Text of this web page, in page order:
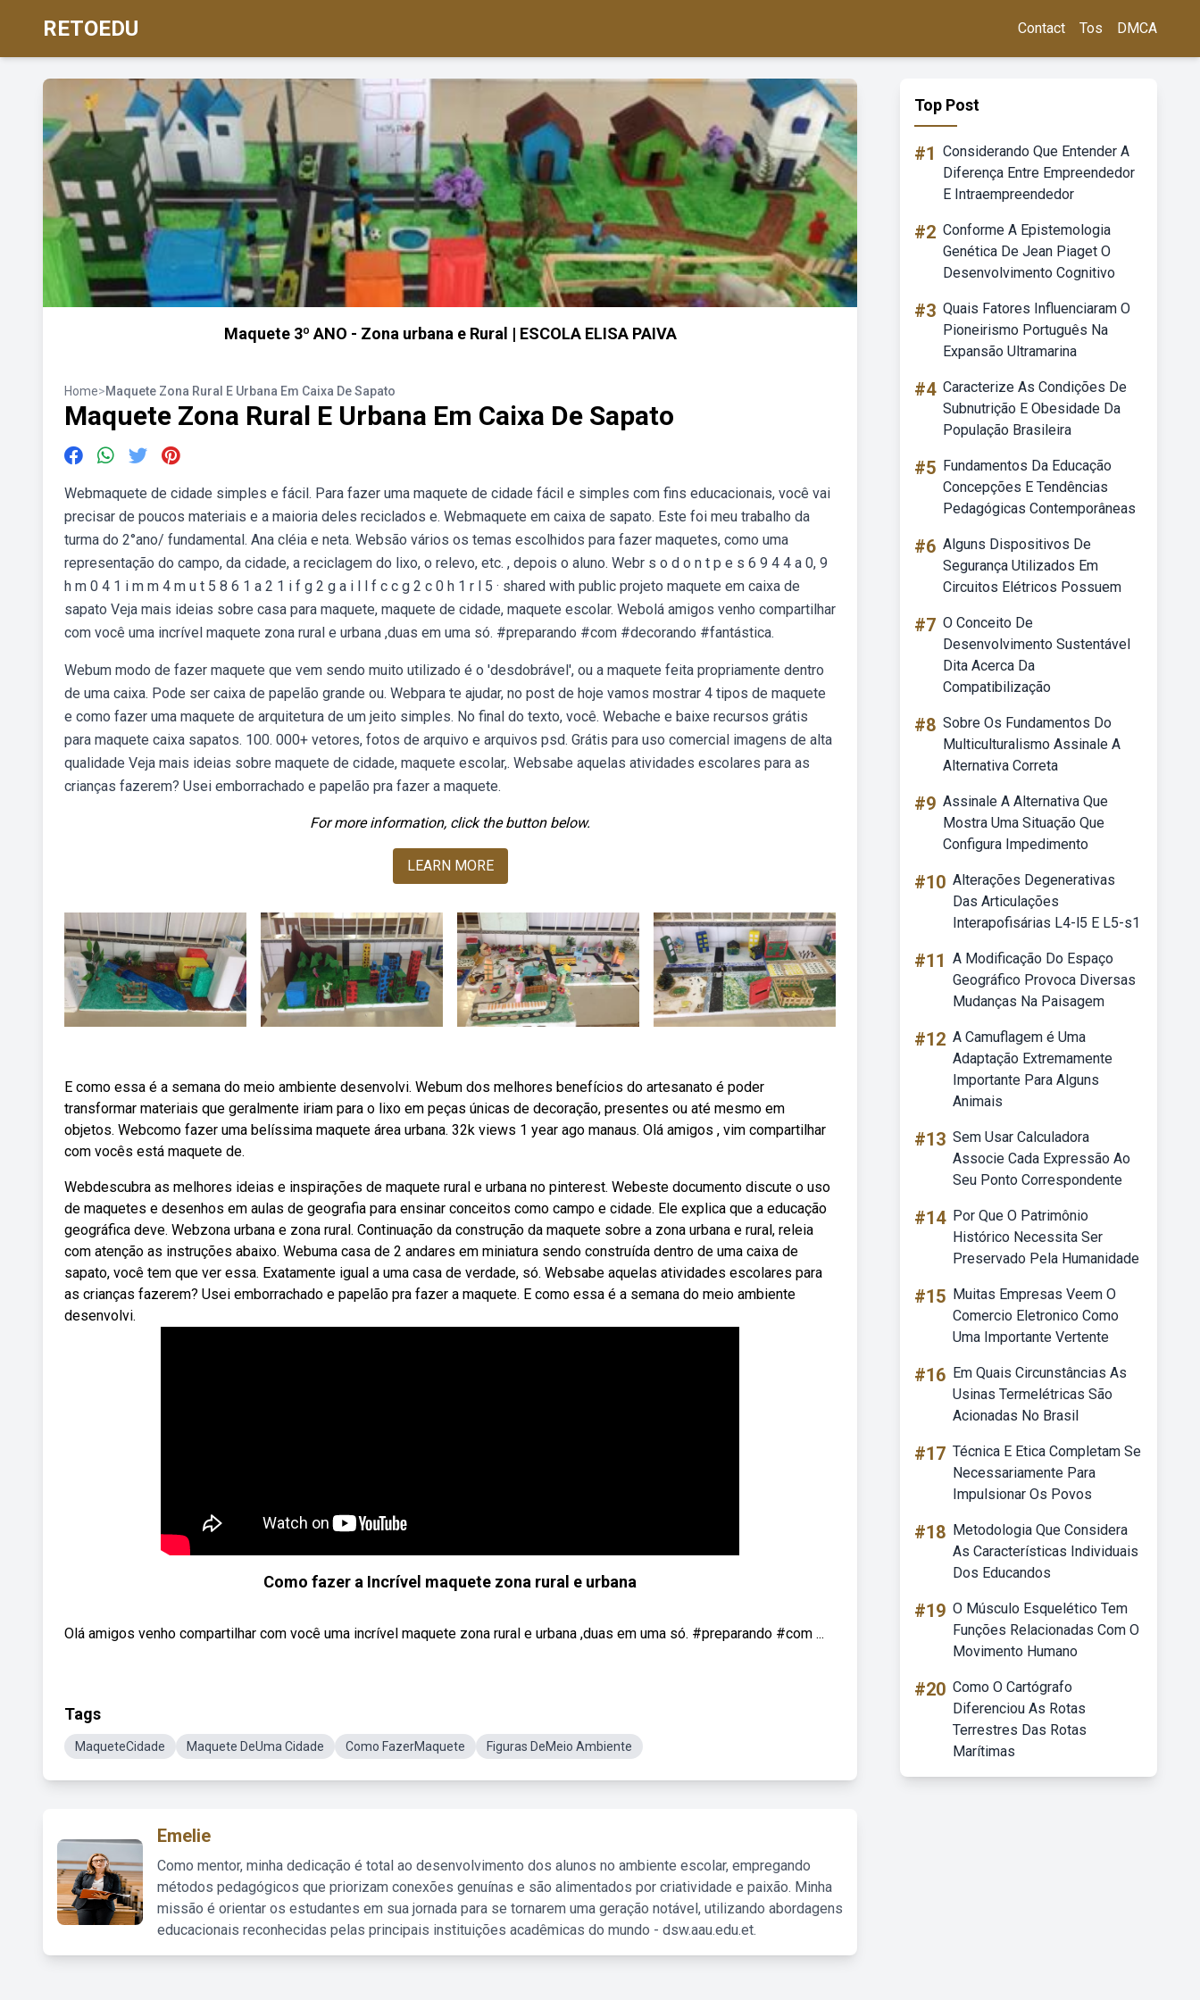
RETOEDU Contact Tos DMCA
Maquete 3º ANO - Zona urbana e Rural | ESCOLA ELISA PAIVA
Home>Maquete Zona Rural E Urbana Em Caixa De Sapato
Maquete Zona Rural E Urbana Em Caixa De Sapato
Webmaquete de cidade simples e fácil. Para fazer uma maquete de cidade fácil e simples com fins educacionais, você vai
precisar de poucos materiais e a maioria deles reciclados e. Webmaquete em caixa de sapato. Este foi meu trabalho da
turma do 2°ano/ fundamental. Ana cléia e neta. Websão vários os temas escolhidos para fazer maquetes, como uma
representação do campo, da cidade, a reciclagem do lixo, o relevo, etc. , depois o aluno. Webr s o d o n t p e s 6 9 4 4 a 0, 9
h m 0 4 1 i m m 4 m u t 5 8 6 1 a 2 1 i f g 2 g a i l l f c c g 2 c 0 h 1 r l 5 · shared with public projeto maquete em caixa de
sapato Veja mais ideias sobre casa para maquete, maquete de cidade, maquete escolar. Webolá amigos venho compartilhar
com você uma incrível maquete zona rural e urbana ,duas em uma só. #preparando #com #decorando #fantástica.
Webum modo de fazer maquete que vem sendo muito utilizado é o 'desdobrável', ou a maquete feita propriamente dentro
de uma caixa. Pode ser caixa de papelão grande ou. Webpara te ajudar, no post de hoje vamos mostrar 4 tipos de maquete
e como fazer uma maquete de arquitetura de um jeito simples. No final do texto, você. Webache e baixe recursos grátis
para maquete caixa sapatos. 100. 000+ vetores, fotos de arquivo e arquivos psd. Grátis para uso comercial imagens de alta
qualidade Veja mais ideias sobre maquete de cidade, maquete escolar,. Websabe aquelas atividades escolares para as
crianças fazerem? Usei emborrachado e papelão pra fazer a maquete.
For more information, click the button below.
LEARN MORE
E como essa é a semana do meio ambiente desenvolvi. Webum dos melhores benefícios do artesanato é poder
transformar materiais que geralmente iriam para o lixo em peças únicas de decoração, presentes ou até mesmo em
objetos. Webcomo fazer uma belíssima maquete área urbana. 32k views 1 year ago manaus. Olá amigos , vim compartilhar
com vocês está maquete de.
Webdescubra as melhores ideias e inspirações de maquete rural e urbana no pinterest. Webeste documento discute o uso
de maquetes e desenhos em aulas de geografia para ensinar conceitos como campo e cidade. Ele explica que a educação
geográfica deve. Webzona urbana e zona rural. Continuação da construção da maquete sobre a zona urbana e rural, releia
com atenção as instruções abaixo. Webuma casa de 2 andares em miniatura sendo construída dentro de uma caixa de
sapato, você tem que ver essa. Exatamente igual a uma casa de verdade, só. Websabe aquelas atividades escolares para
as crianças fazerem? Usei emborrachado e papelão pra fazer a maquete. E como essa é a semana do meio ambiente
desenvolvi.
Como fazer a Incrível maquete zona rural e urbana
Olá amigos venho compartilhar com você uma incrível maquete zona rural e urbana ,duas em uma só. #preparando #com ...
Tags
MaqueteCidade Maquete DeUma Cidade Como FazerMaquete Figuras DeMeio Ambiente
Emelie
Como mentor, minha dedicação é total ao desenvolvimento dos alunos no ambiente escolar, empregando
métodos pedagógicos que priorizam conexões genuínas e são alimentados por criatividade e paixão. Minha
missão é orientar os estudantes em sua jornada para se tornarem uma geração notável, utilizando abordagens
educacionais reconhecidas pelas principais instituições acadêmicas do mundo - dsw.aau.edu.et.
Top Post
#1 Considerando Que Entender A
Diferença Entre Empreendedor
E Intraempreendedor
#2 Conforme A Epistemologia
Genética De Jean Piaget O
Desenvolvimento Cognitivo
#3 Quais Fatores Influenciaram O
Pioneirismo Português Na
Expansão Ultramarina
#4 Caracterize As Condições De
Subnutrição E Obesidade Da
População Brasileira
#5 Fundamentos Da Educação
Concepções E Tendências
Pedagógicas Contemporâneas
#6 Alguns Dispositivos De
Segurança Utilizados Em
Circuitos Elétricos Possuem
#7 O Conceito De
Desenvolvimento Sustentável
Dita Acerca Da
Compatibilização
#8 Sobre Os Fundamentos Do
Multiculturalismo Assinale A
Alternativa Correta
#9 Assinale A Alternativa Que
Mostra Uma Situação Que
Configura Impedimento
#10 Alterações Degenerativas
Das Articulações
Interapofisárias L4-l5 E L5-s1
#11 A Modificação Do Espaço
Geográfico Provoca Diversas
Mudanças Na Paisagem
#12 A Camuflagem é Uma
Adaptação Extremamente
Importante Para Alguns
Animais
#13 Sem Usar Calculadora
Associe Cada Expressão Ao
Seu Ponto Correspondente
#14 Por Que O Patrimônio
Histórico Necessita Ser
Preservado Pela Humanidade
#15 Muitas Empresas Veem O
Comercio Eletronico Como
Uma Importante Vertente
#16 Em Quais Circunstâncias As
Usinas Termelétricas São
Acionadas No Brasil
#17 Técnica E Etica Completam Se
Necessariamente Para
Impulsionar Os Povos
#18 Metodologia Que Considera
As Características Individuais
Dos Educandos
#19 O Músculo Esquelético Tem
Funções Relacionadas Com O
Movimento Humano
#20 Como O Cartógrafo
Diferenciou As Rotas
Terrestres Das Rotas
Marítimas